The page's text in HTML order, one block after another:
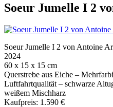
Soeur Jumelle I 2
Soeur Jumelle I 2 von Antoine
2024
60 x 15 x 15 cm
Querstrebe aus Eiche –
Luftfahrtqualität – schwarze
weißem Mischharz
Kaufpreis: 1.590 €